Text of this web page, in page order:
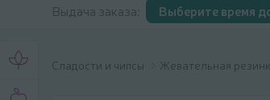
Выдача заказа: Выберите время
Сладости и чипсы Жевательная